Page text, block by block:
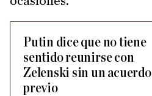
Putin dice que no tiene
sentido reunirse con
Zelenski sin un acuerdo
previo